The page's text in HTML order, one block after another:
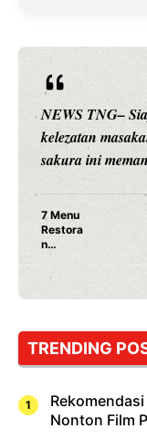
TRENDING
Nonton Film